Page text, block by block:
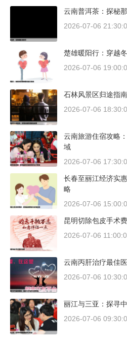
云南普洱茶：探秘
2026-07-06
楚雄暖阳行：穿越
2026-07-06
石林风景区归途指
2026-07-06
云南旅游住宿攻略
域
2026-07-06
长春至丽江经济实
略
2026-07-06
昆明切除包皮手术
2026-07-06
云南丙肝治疗最佳
2026-07-06
丽江与三亚：探寻
2026-07-06